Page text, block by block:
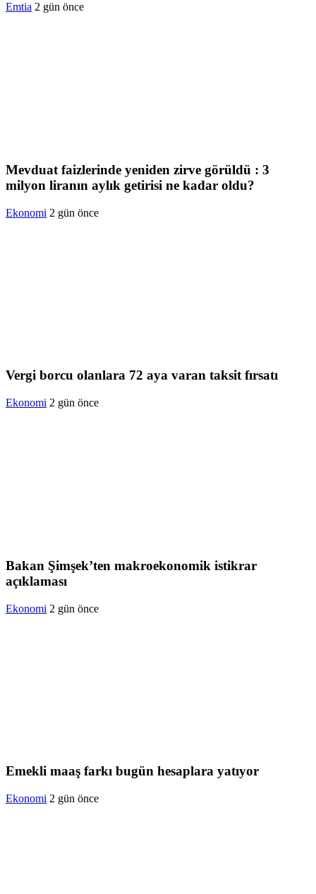
Emtia 2 gün önce
Mevduat faizlerinde yeniden zirve görüldü : 3
milyon liranın aylık getirisi ne kadar oldu?
Ekonomi 2 gün önce
Vergi borcu olanlara 72 aya varan taksit fırsatı
Ekonomi 2 gün önce
Bakan Şimşek’ten makroekonomik istikrar
açıklaması
Ekonomi 2 gün önce
Emekli maaş farkı bugün hesaplara yatıyor
Ekonomi 2 gün önce